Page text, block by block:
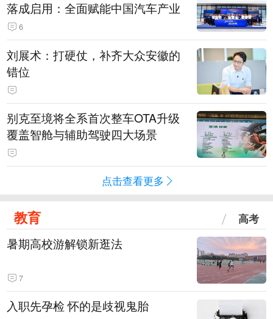
落成启用：全面赋能中国汽车产业
6
刘展术：打硬仗，补齐大众安徽的
错位
别克至境将全系首次整车OTA升级
覆盖智舱与辅助驾驶四大场景
点击查看更多
教育 高考
暑期高校游解锁新逛法
7
入职先孕检 怀的是歧视鬼胎